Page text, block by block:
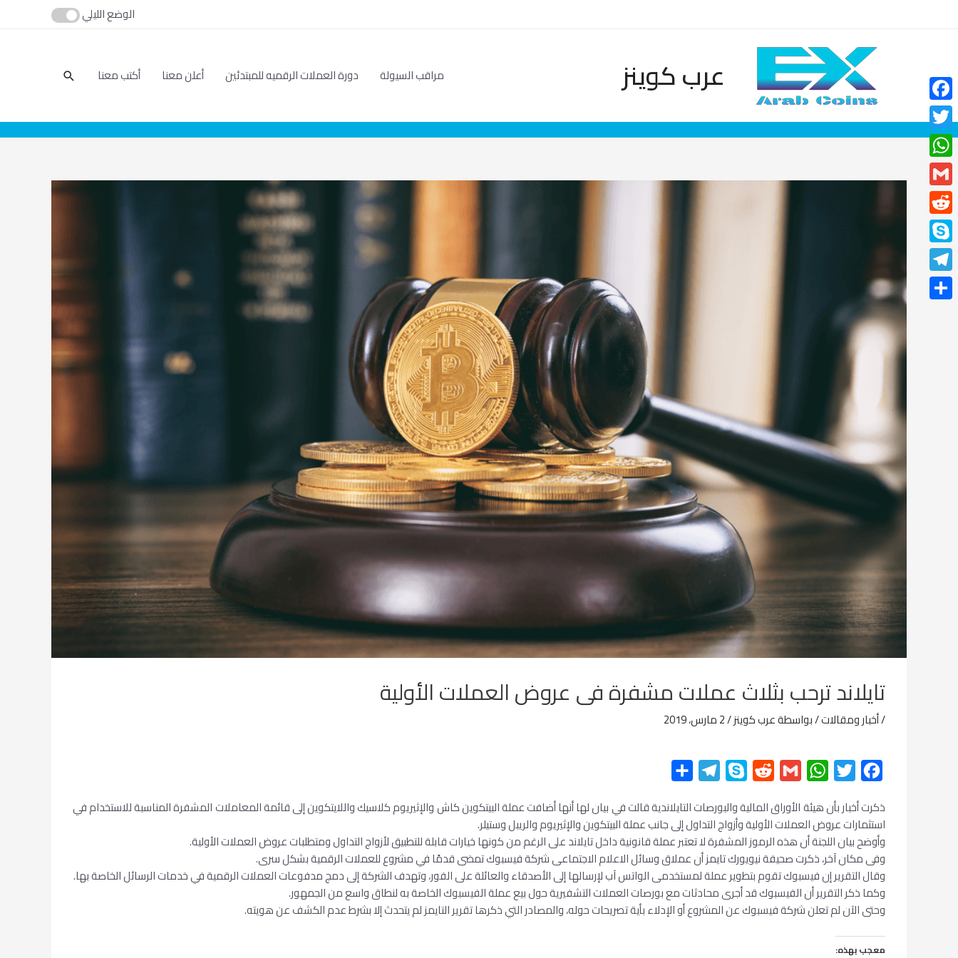
الوضع الليلي
عرب كوينز مراقب السيولة دورة العملات الرقميه للمبتدئين أعلن معنا أكتب معنا بحث
تايلاند ترحب بثلاث عملات مشفرة فى عروض العملات الأولية
/أخبار ومقالات/ بواسطةعرب كوينز/2 مارس، 2019
c
e
b
o
o
k
i
t
t
e
r
W
a
t
s
A
p
p
a
i
l
d
d
i
t
y
p
e
l
e
g
r
a
m
ر
ذكرت أخبار بأن هيئة الأوراق المالية والبورصات التايلاندية قالت في بيان لها أنها أضافت عملة البيتكوين كاش والإثيريوم كلاسيك واللايتكوين إلى قائمة المعاملات المشفرة المناسبة للاستخدام في
استثمارات عروض العملات الأولية وأزواج التداول إلى جانب عملة البيتكوين والإثيريوم والريبل وستيلر.
وأوضح بيان اللجنة أن هذه الرموز المشفرة لا تعتبر عملة قانونية داخل تايلاند على الرغم من كونها خيارات قابلة للتطبيق لأزواج التداول ومتطلبات عروض العملات الأولية.
وفى مكان آخر، ذكرت صحيفة نيويورك تايمز أن عملاق وسائل الاعلام الاجتماعى شركة فيسبوك تمضى قدمًا في مشروع للعملات الرقمية بشكل سرى.
وقال التقرير إن فيسبوك تقوم بتطوير عملة لمستخدمى الواتس آب لإرسالها إلى الأصدقاء والعائلة على الفور، وتهدف الشركة إلى دمج مدفوعات العملات الرقمية في خدمات الرسائل الخاصة بها.
وكما ذكر التقرير أن الفيسبوك قد أجرى محادثات مع بورصات العملات التشفيرية حول بيع عملة الفيسبوك الخاصة به لنطاق واسع من الجمهور.
وحتى الآن لم تعلن شركة فيسبوك عن المشروع أو الإدلاء بأية تصريحات حوله، والمصادر التي ذكرها تقرير التايمز لم يتحدث إلا بشرط عدم الكشف عن هويته.
معجب بهذه:
Facebook
Twitter
WhatsApp
Gmail
Reddit
Skype
Telegram